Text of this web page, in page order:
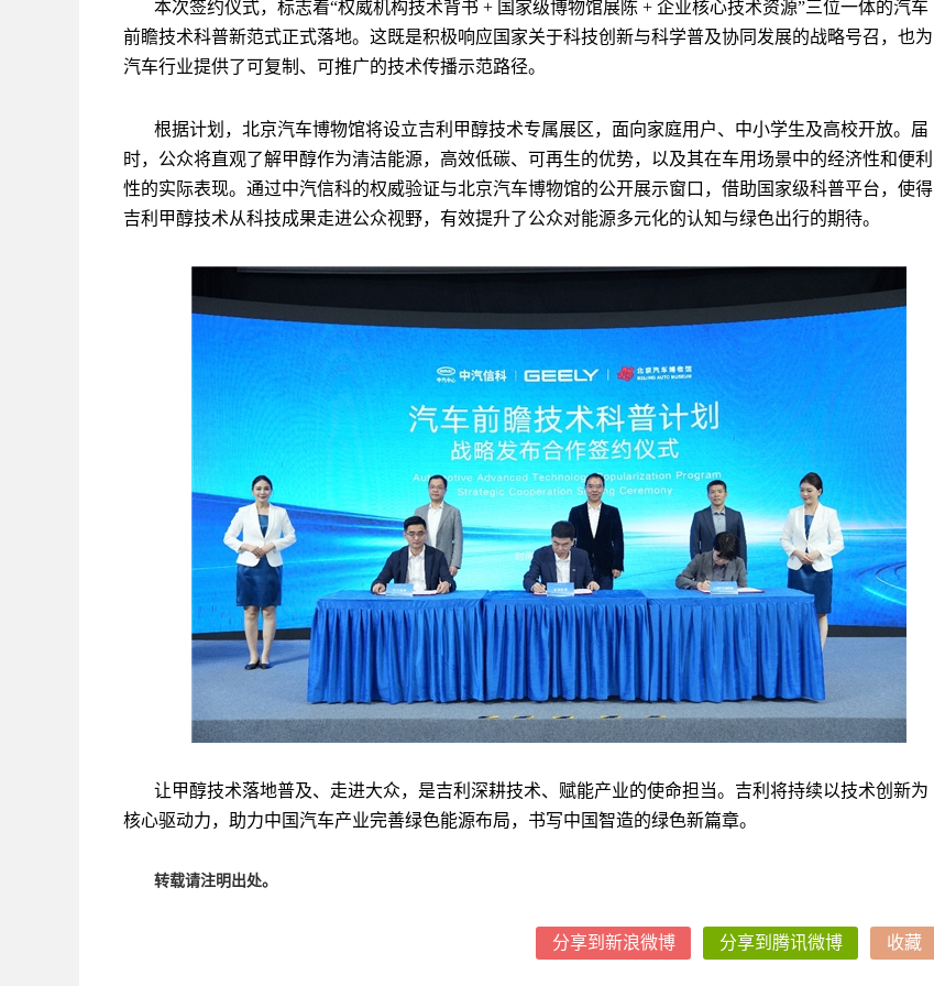
本次签约仪式，标志着“权威机构技术背书 + 国家级博物馆展陈 + 企业核心技术资源”三位一体的汽车
前瞻技术科普新范式正式落地。这既是积极响应国家关于科技创新与科学普及协同发展的战略号召，也为
汽车行业提供了可复制、可推广的技术传播示范路径。
根据计划，北京汽车博物馆将设立吉利甲醇技术专属展区，面向家庭用户、中小学生及高校开放。届
时，公众将直观了解甲醇作为清洁能源，高效低碳、可再生的优势，以及其在车用场景中的经济性和便利
性的实际表现。通过中汽信科的权威验证与北京汽车博物馆的公开展示窗口，借助国家级科普平台，使得
吉利甲醇技术从科技成果走进公众视野，有效提升了公众对能源多元化的认知与绿色出行的期待。
让甲醇技术落地普及、走进大众，是吉利深耕技术、赋能产业的使命担当。吉利将持续以技术创新为
核心驱动力，助力中国汽车产业完善绿色能源布局，书写中国智造的绿色新篇章。
转载请注明出处。
分享到新浪微博 分享到腾讯微博 收藏